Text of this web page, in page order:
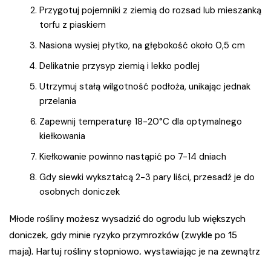
Przygotuj pojemniki z ziemią do rozsad lub mieszanką
torfu z piaskiem
Nasiona wysiej płytko, na głębokość około 0,5 cm
Delikatnie przysyp ziemią i lekko podlej
Utrzymuj stałą wilgotność podłoża, unikając jednak
przelania
Zapewnij temperaturę 18-20°C dla optymalnego
kiełkowania
Kiełkowanie powinno nastąpić po 7-14 dniach
Gdy siewki wykształcą 2-3 pary liści, przesadź je do
osobnych doniczek
Młode rośliny możesz wysadzić do ogrodu lub większych
doniczek, gdy minie ryzyko przymrozków (zwykle po 15
maja). Hartuj rośliny stopniowo, wystawiając je na zewnątrz